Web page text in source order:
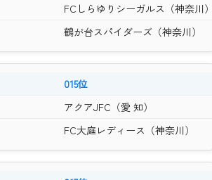
FCしらゆりシーガルス（神奈川
鶴が台スパイダーズ（神奈川）
015位
アクアJFC（愛 知）
FC大庭レディース（神奈川）